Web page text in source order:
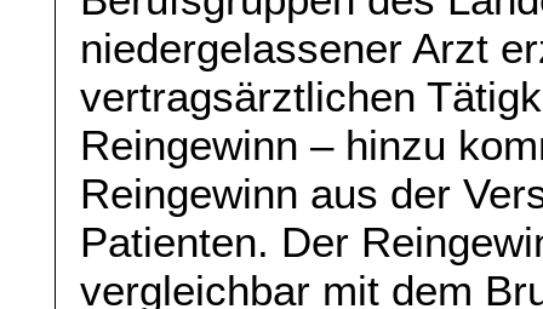
niedergelassener Arzt
vertragsärztlichen
Reingewinn – hinzu
Reingewinn aus der
Patienten. Der
vergleichbar mit dem